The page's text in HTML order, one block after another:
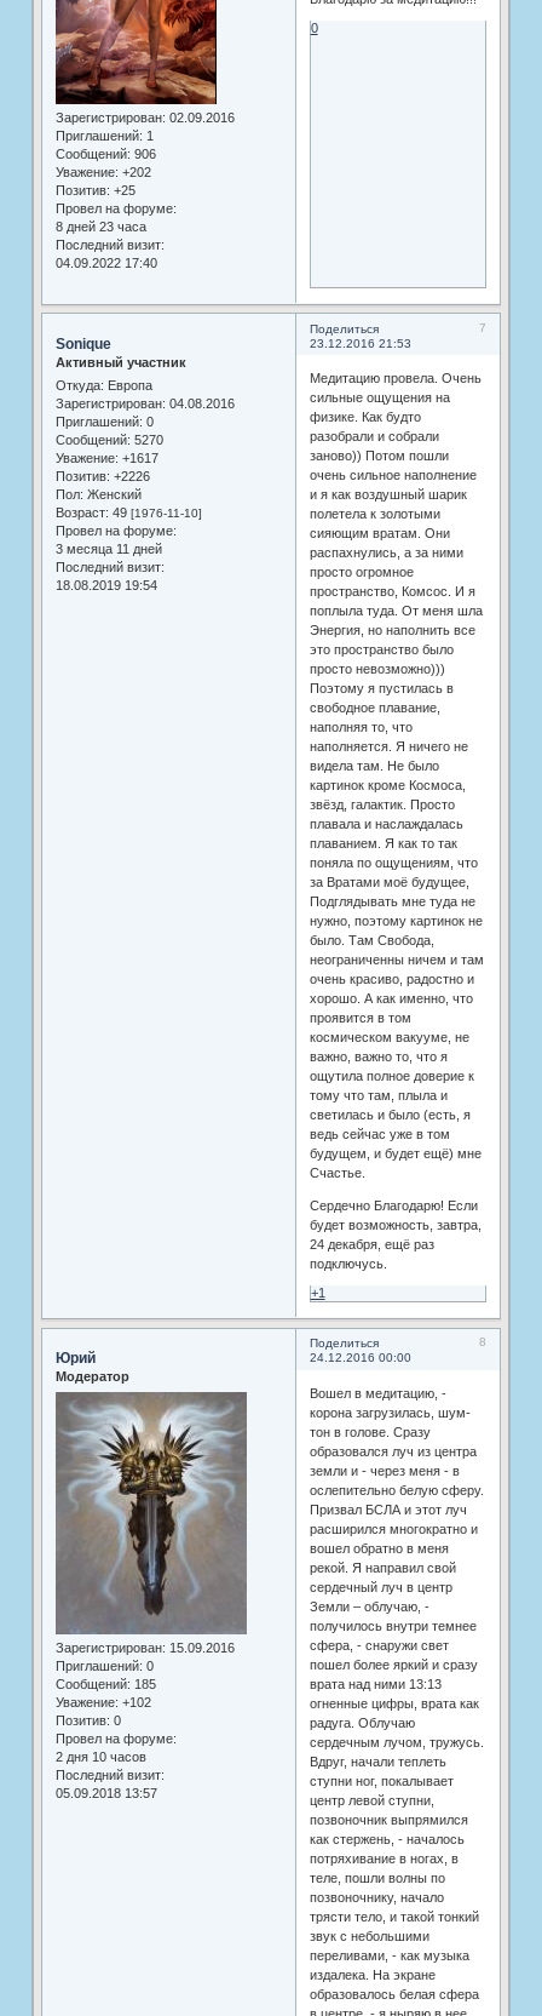
Зарегистрирован: 02.09.2016
Приглашений: 1
Сообщений: 906
Уважение: +202
Позитив: +25
Провел на форуме:
8 дней 23 часа
Последний визит:
04.09.2022 17:40
0
Поделиться
7
23.12.2016 21:53
Sonique
Активный участник
Откуда: Европа
Зарегистрирован: 04.08.2016
Приглашений: 0
Сообщений: 5270
Уважение: +1617
Позитив: +2226
Пол: Женский
Возраст: 49 [1976-11-10]
Провел на форуме:
3 месяца 11 дней
Последний визит:
18.08.2019 19:54
Медитацию провела. Очень
сильные ощущения на
физике. Как будто
разобрали и собрали
заново)) Потом пошли
очень сильное наполнение
и я как воздушный шарик
полетела к золотыми
сияющим вратам. Они
распахнулись, а за ними
просто огромное
пространство, Комсос. И я
поплыла туда. От меня шла
Энергия, но наполнить все
это пространство было
просто невозможно)))
Поэтому я пустилась в
свободное плавание,
наполняя то, что
наполняется. Я ничего не
видела там. Не было
картинок кроме Космоса,
звёзд, галактик. Просто
плавала и наслаждалась
плаванием. Я как то так
поняла по ощущениям, что
за Вратами моё будущее,
Подглядывать мне туда не
нужно, поэтому картинок не
было. Там Свобода,
неограниченны ничем и там
очень красиво, радостно и
хорошо. А как именно, что
проявится в том
космическом вакууме, не
важно, важно то, что я
ощутила полное доверие к
тому что там, плыла и
светилась и было (есть, я
ведь сейчас уже в том
будущем, и будет ещё) мне
Счастье.
Сердечно Благодарю! Если
будет возможность, завтра,
24 декабря, ещё раз
подключусь.
+1
Поделиться
8
24.12.2016 00:00
Юрий
Модератор
Зарегистрирован: 15.09.2016
Приглашений: 0
Сообщений: 185
Уважение: +102
Позитив: 0
Провел на форуме:
2 дня 10 часов
Последний визит:
05.09.2018 13:57
Вошел в медитацию, -
корона загрузилась, шум-
тон в голове. Сразу
образовался луч из центра
земли и - через меня - в
ослепительно белую сферу.
Призвал БСЛА и этот луч
расширился многократно и
вошел обратно в меня
рекой. Я направил свой
сердечный луч в центр
Земли – облучаю, -
получилось внутри темнее
сфера, - снаружи свет
пошел более яркий и сразу
врата над ними 13:13
огненные цифры, врата как
радуга. Облучаю
сердечным лучом, тружусь.
Вдруг, начали теплеть
ступни ног, покалывает
центр левой ступни,
позвоночник выпрямился
как стержень, - началось
потряхивание в ногах, в
теле, пошли волны по
позвоночнику, начало
трясти тело, и такой тонкий
звук с небольшими
переливами, - как музыка
издалека. На экране
образовалось белая сфера